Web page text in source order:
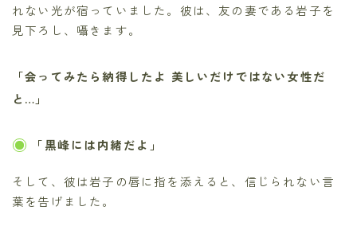
れない光が宿っていました。彼は、友の妻である岩子を
見下ろし、囁きます。
「会ってみたら納得したよ 美しいだけではない女性だ
と…」
「黒峰には内緒だよ」
そして、彼は岩子の唇に指を添えると、信じられない言
葉を告げました。